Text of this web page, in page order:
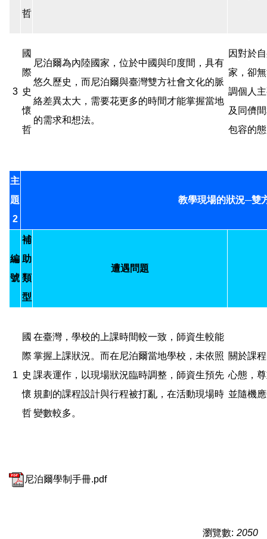
哲
3
國
際
史
懷
哲
尼泊爾為內陸國家，位於中國與印度間，具有
悠久歷史，而尼泊爾與臺灣雙方社會文化的脈
絡差異太大，需要花更多的時間才能掌握當地
的需求和想法。
因對於
家，卻
調個人
及同儕
包容的
主
題
2
教學現場的狀況─雙
編
號
補
助
類
型
遭遇問題
1
國
際
史
懷
哲
在臺灣，學校的上課時間較一致，師資生較能
掌握上課狀況。而在尼泊爾當地學校，未依照
課表運作，以現場狀況臨時調整，師資生預先
規劃的課程設計與行程被打亂，在活動現場時
變數較多。
關於課
心態，
並隨機
尼泊爾學制手冊.pdf
瀏覽數: 2050